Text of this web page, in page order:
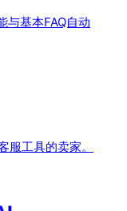
与基本FAQ自动
工具的卖家。